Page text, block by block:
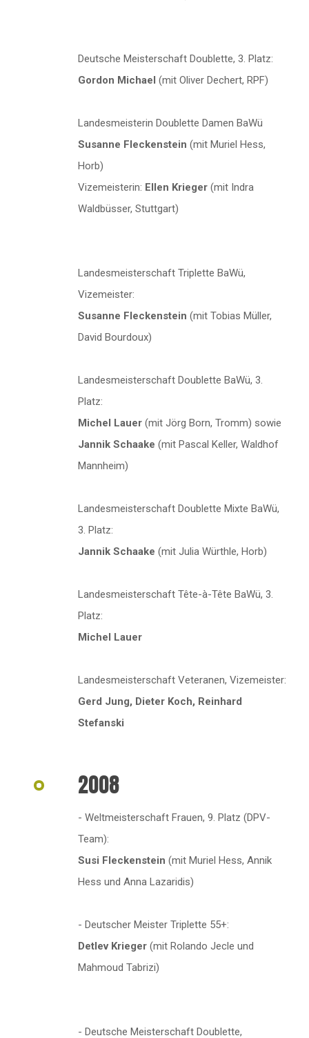
Deutsche Meisterschaft Doublette, 3. Platz:
Gordon Michael (mit Oliver Dechert, RPF)
Landesmeisterin Doublette Damen BaWü
Susanne Fleckenstein (mit Muriel Hess,
Horb)
Vizemeisterin: Ellen Krieger (mit Indra
Waldbüsser, Stuttgart)
Landesmeisterschaft Triplette BaWü,
Vizemeister:
Susanne Fleckenstein (mit Tobias Müller,
David Bourdoux)
Landesmeisterschaft Doublette BaWü, 3.
Platz:
Michel Lauer (mit Jörg Born, Tromm) sowie
Jannik Schaake (mit Pascal Keller, Waldhof
Mannheim)
Landesmeisterschaft Doublette Mixte BaWü,
3. Platz:
Jannik Schaake (mit Julia Würthle, Horb)
Landesmeisterschaft Tête-à-Tête BaWü, 3.
Platz:
Michel Lauer
Landesmeisterschaft Veteranen, Vizemeister:
Gerd Jung, Dieter Koch, Reinhard
Stefanski
2008
- Weltmeisterschaft Frauen, 9. Platz (DPV-
Team):
Susi Fleckenstein (mit Muriel Hess, Annik
Hess und Anna Lazaridis)
- Deutscher Meister Triplette 55+:
Detlev Krieger (mit Rolando Jecle und
Mahmoud Tabrizi)
- Deutsche Meisterschaft Doublette,